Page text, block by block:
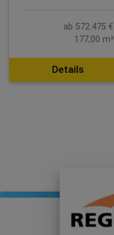
ab 572.475 €
177,00 m²
Details